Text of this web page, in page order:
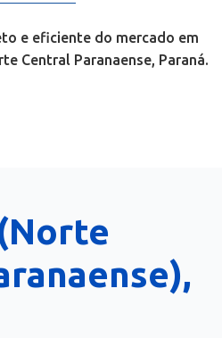
e eficiente do mercado em
Central Paranaense, Paraná.